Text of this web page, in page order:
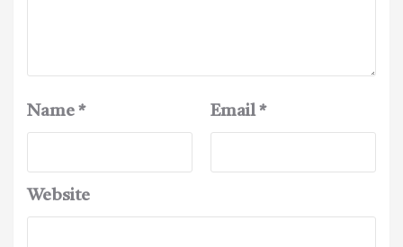
Name * Email*
Website